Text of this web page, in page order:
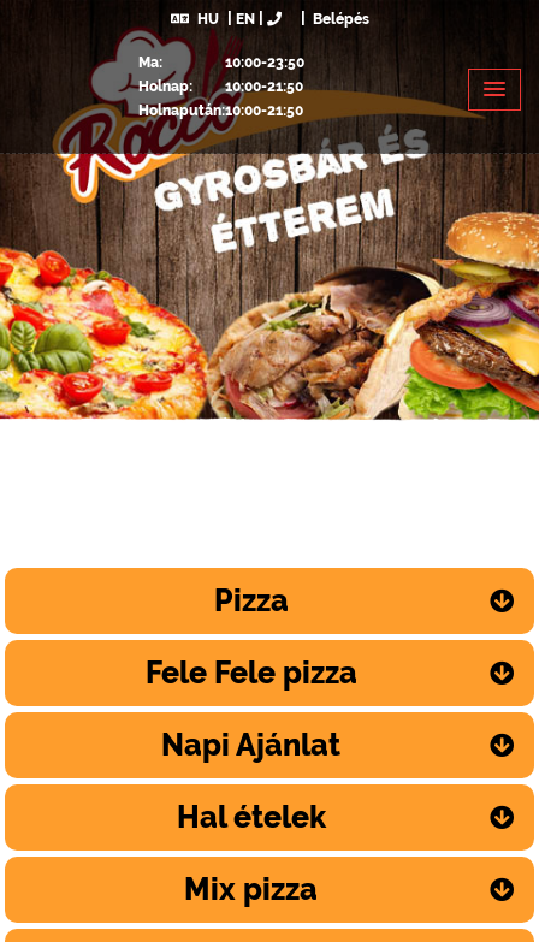
HU EN Belépés
Ma:
10:00-23:50
Holnap:
10:00-21:50
Holnapután:10:00-21:50
Pizza
Fele Fele pizza
Napi Ajánlat
Hal ételek
Mix pizza